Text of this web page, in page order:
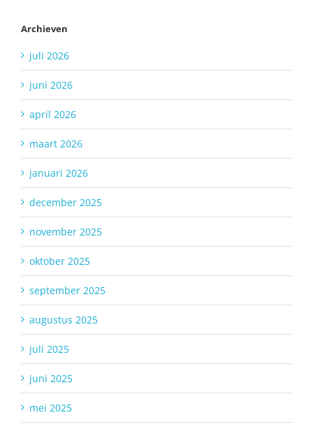
Archieven
juli 2026
juni 2026
april 2026
maart 2026
januari 2026
december 2025
november 2025
oktober 2025
september 2025
augustus 2025
juli 2025
juni 2025
mei 2025